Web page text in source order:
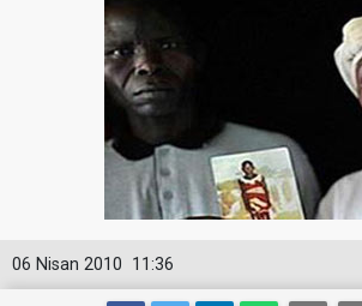
11:36
06 Nisan 2010